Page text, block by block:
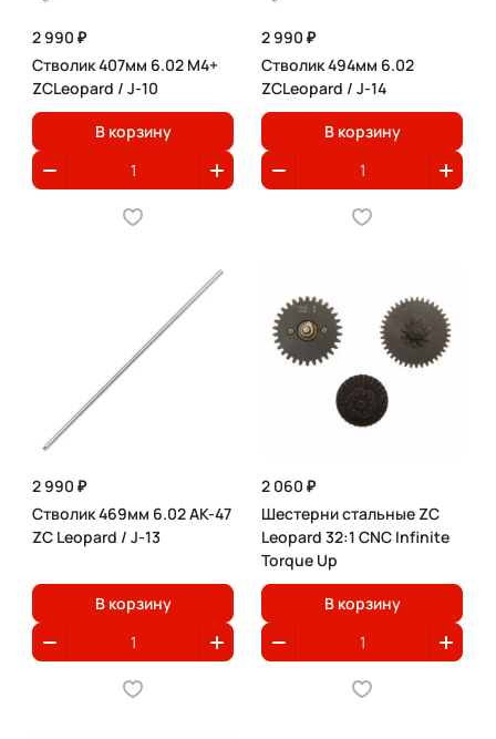
2 990 ₽
Стволик 407мм 6.02 M4+
ZCLeopard / J-10
В корзину
2 990 ₽
Стволик 494мм 6.02
ZCLeopard / J-14
В корзину
2 990 ₽
Стволик 469мм 6.02 AK-47
ZC Leopard / J-13
В корзину
2 060 ₽
Шестерни стальные ZC
Leopard 32:1 CNC Infinite
Torque Up
В корзину